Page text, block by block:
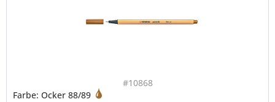
#10868
Farbe: Ocker 88/89